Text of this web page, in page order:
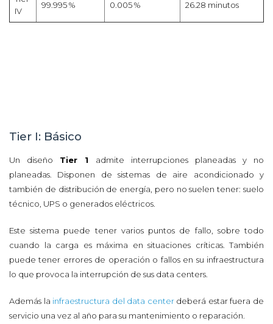
IV
99.995 % 0.005 % 26.28 minutos
Tier I: Básico
Un diseño Tier 1 admite interrupciones planeadas y no
planeadas. Disponen de sistemas de aire acondicionado y
también de distribución de energía, pero no suelen tener: suelo
técnico, UPS o generados eléctricos.
Este sistema puede tener varios puntos de fallo, sobre todo
cuando la carga es máxima en situaciones críticas. También
puede tener errores de operación o fallos en su infraestructura
lo que provoca la interrupción de sus data centers.
Además la infraestructura del data centerdeberá estar fuera de
servicio una vez al año para su mantenimiento o reparación.